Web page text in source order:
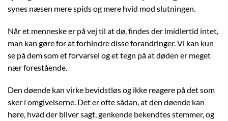
synes næsen mere spids og mere hvid mod slutningen.
Når et menneske er på vej til at dø, findes der imidlertid intet,
man kan gøre for at forhindre disse forandringer. Vi kan kun
se på dem som et forvarsel og et tegn på at døden er meget
nær forestående.
Den døende kan virke bevidstløs og ikke reagere på det som
sker i omgivelserne. Det er ofte sådan, at den døende kan
høre, hvad der bliver sagt, genkende bekendtes stemmer, og